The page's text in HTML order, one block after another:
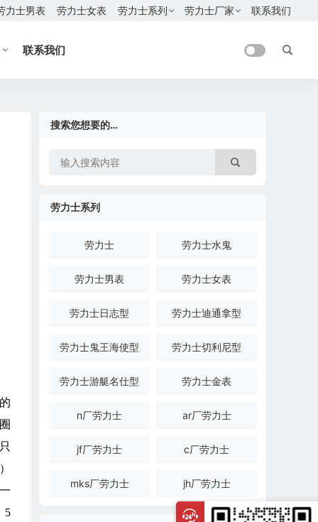
力士男表 劳力士女表 劳力士系列 劳力士厂家 联系我们
联系我们
5
搜索您想要的…
劳力士系列
劳力士 劳力士水鬼
劳力士男表 劳力士女表
劳力士日志型 劳力士迪通拿型
劳力士鬼王海使型 劳力士切利尼型
劳力士游艇名仕型 劳力士金表
n厂劳力士 ar厂劳力士
jf厂劳力士 c厂劳力士
mks厂劳力士 jh厂劳力士